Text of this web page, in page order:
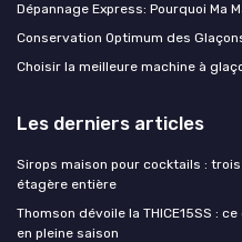
Dépannage Express: Pourquoi Ma
Conservation Optimum des
Choisir la meilleure machine à
Les derniers articles
Sirops maison pour cocktails :
étagère entière
Thomson dévoile la THICE15SS :
en pleine saison